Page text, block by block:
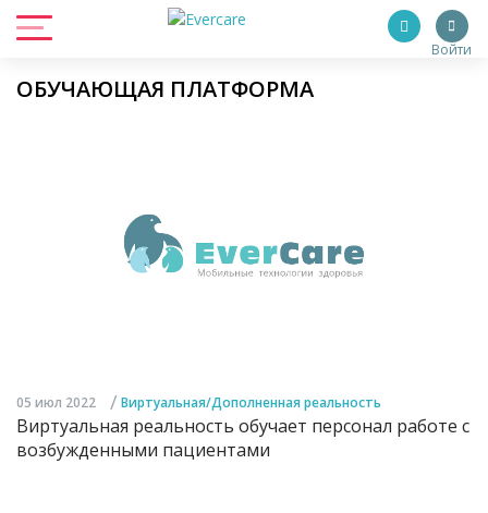
Войти
ОБУЧАЮЩАЯ ПЛАТФОРМА
05 июл 2022 / Виртуальная/Дополненная реальность
Виртуальная реальность обучает персонал работе с
возбужденными пациентами